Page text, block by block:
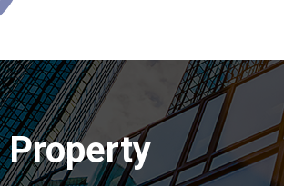
Property